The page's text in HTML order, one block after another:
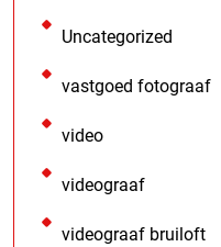
Uncategorized
vastgoed fotograaf
video
videograaf
videograaf bruiloft